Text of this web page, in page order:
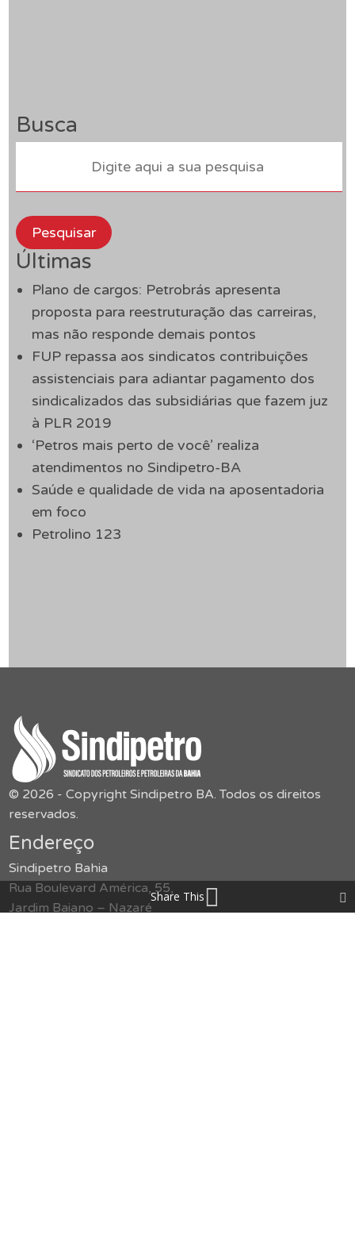
Busca
Pesquisar
Últimas
Plano de cargos: Petrobrás apresenta
proposta para reestruturação das carreiras,
mas não responde demais pontos
FUP repassa aos sindicatos contribuições
assistenciais para adiantar pagamento dos
sindicalizados das subsidiárias que fazem juz
à PLR 2019
‘Petros mais perto de você’ realiza
atendimentos no Sindipetro-BA
Saúde e qualidade de vida na aposentadoria
em foco
Petrolino 123
© 2026 - Copyright Sindipetro BA. Todos os direitos
reservados.
Endereço
Sindipetro Bahia
Rua Boulevard América, 55,
Jardim Baiano – Nazaré
Share This